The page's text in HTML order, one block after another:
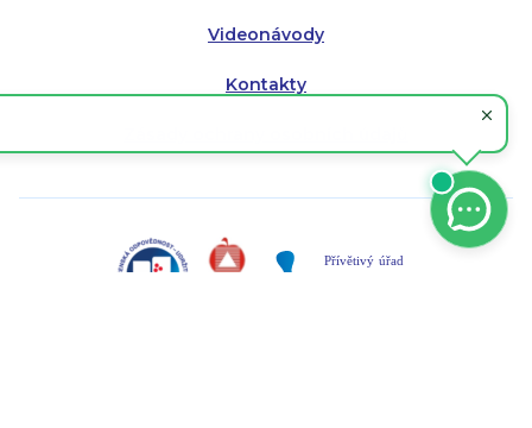
Videonávody
Kontakty